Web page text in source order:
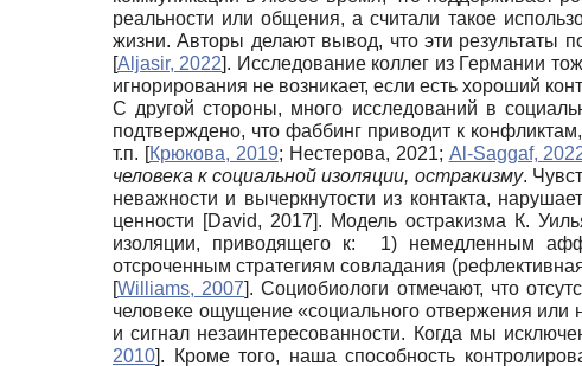
реальности или общения, а считали такое
жизни. Авторы делают вывод, что эти результаты
[Aljasir, 2022]. Исследование коллег из Германии
игнорирования не возникает, если есть хороший
С другой стороны, много исследований в
подтверждено, что фаббинг приводит к
т.п. [Крюкова, 2019; Нестерова, 2021; Al-Saggaf,
человека к социальной изоляции, остракизму.
неважности и вычеркнутости из контакта,
ценности [David, 2017]. Модель остракизма К.
изоляции, приводящего к: 1) немедленным
отсроченным стратегиям совладания
[Williams, 2007]. Социобиологи отмечают, что
человеке ощущение «социального отвержения или
и сигнал незаинтересованности. Когда мы
2010]. Кроме того, наша способность